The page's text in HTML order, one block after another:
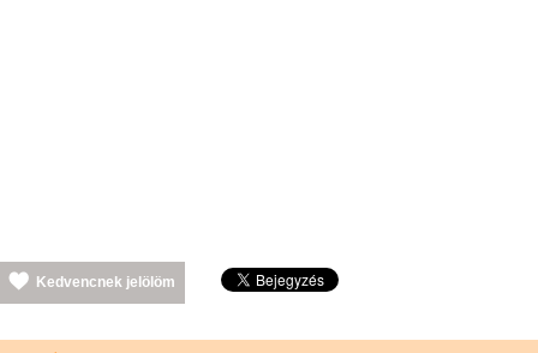
Kedvencnek jelölöm